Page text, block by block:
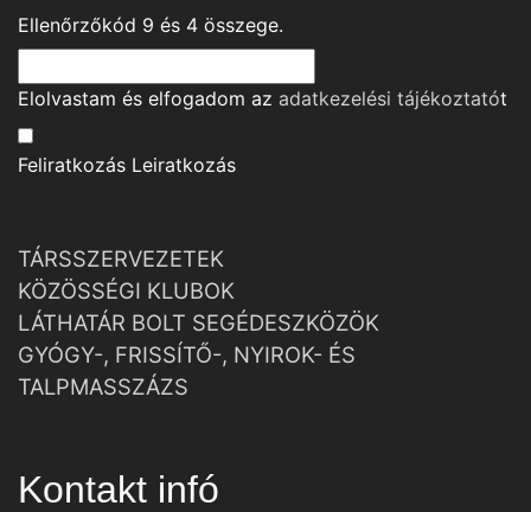
Ellenőrzőkód 9 és 4 összege.
Elolvastam és elfogadom az adatkezelési tájékoztatót
Feliratkozás Leiratkozás
TÁRSSZERVEZETEK
KÖZÖSSÉGI KLUBOK
LÁTHATÁR BOLT SEGÉDESZKÖZÖK
GYÓGY-, FRISSÍTŐ-, NYIROK- ÉS
TALPMASSZÁZS
Kontakt infó